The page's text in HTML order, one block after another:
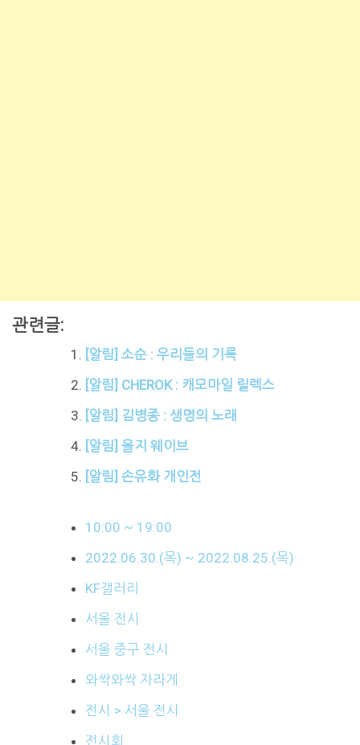
관련글:
[알림] 소순 : 우리들의 기록
[알림] CHEROK : 캐모마일 릴렉스
[알림] 김병종 : 생명의 노래
[알림] 을지 웨이브
[알림] 손유화 개인전
10:00 ~ 19:00
2022.06.30.(목) ~ 2022.08.25.(목)
KF갤러리
서울 전시
서울 중구 전시
와싹와싹 자라게
전시 > 서울 전시
전시회